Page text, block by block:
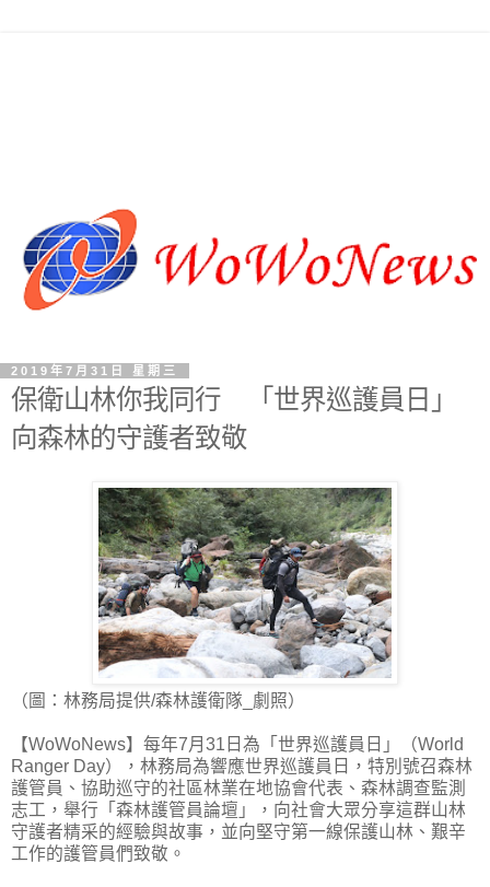
2019年7月31日 星期三
保衛山林你我同行 「世界巡護員日」
向森林的守護者致敬
（圖：林務局提供/森林護衛隊_劇照）
【WoWoNews】每年7月31日為「世界巡護員日」（World
Ranger Day），林務局為響應世界巡護員日，特別號召森林
護管員、協助巡守的社區林業在地協會代表、森林調查監測
志工，舉行「森林護管員論壇」，向社會大眾分享這群山林
守護者精采的經驗與故事，並向堅守第一線保護山林、艱辛
工作的護管員們致敬。